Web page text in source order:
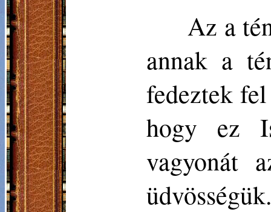
Az a
annak a
fedeztek
hogy ez
vagyonát